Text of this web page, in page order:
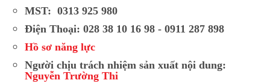
MST: 0313 925 980
Điện Thoại: 028 38 10 16 98 - 0911 287 898
Hồ sơ năng lực
Người chịu trách nhiệm sản xuất nội dung:
Nguyễn Trường Thi